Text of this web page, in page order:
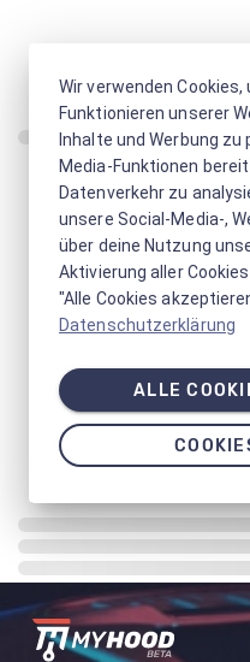
Wir verwenden
Funktionieren unserer
Inhalte und Werbung
Media-Funktionen
Datenverkehr zu
unsere Social-Media-,
über deine Nutzung
Aktivierung aller
"Alle Cookies
Datenschutzerklärung
ALLE